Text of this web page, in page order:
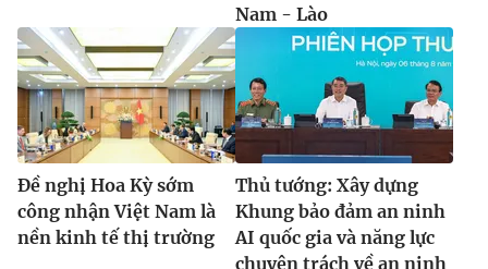
Nam - Lào
Đề nghị Hoa Kỳ sớm
công nhận Việt Nam là
nền kinh tế thị trường
Thủ tướng: Xây dựng
Khung bảo đảm an ninh
AI quốc gia và năng lực
chuyên trách về an ninh